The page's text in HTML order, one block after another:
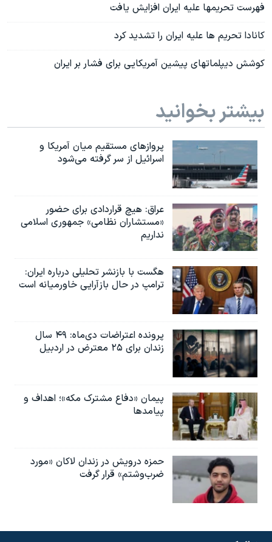
فهرست تحریمها علیه ایران افزایش یافت
کانادا تحریم ها علیه ایران را تشدید کرد
کوشش دیپلماتهای پیشین آمریکایی برای فشار بر ایران
بیشتر بخوانید
پروازهای مستقیم میان آمریکا و
اسرائیل از سر گرفته می‌شود
عراق: هیچ قراردادی برای حضور
«مستشاران نظامی» جمهوری اسلامی
نداریم
هگست با بازنشر تحلیلی درباره ایران:
ترامپ در حال بازآرایی خاورمیانه است
پرونده اعتراضات دی‌ماه: ۴۹ سال
زندان برای ۲۵ معترض در اردبیل
پیمان «دفاع مشترک مکه»؛ اهداف و
پیامدها
حمزه درویش در زندان لاکان «مورد
ضرب‌وشتم» قرار گرفت